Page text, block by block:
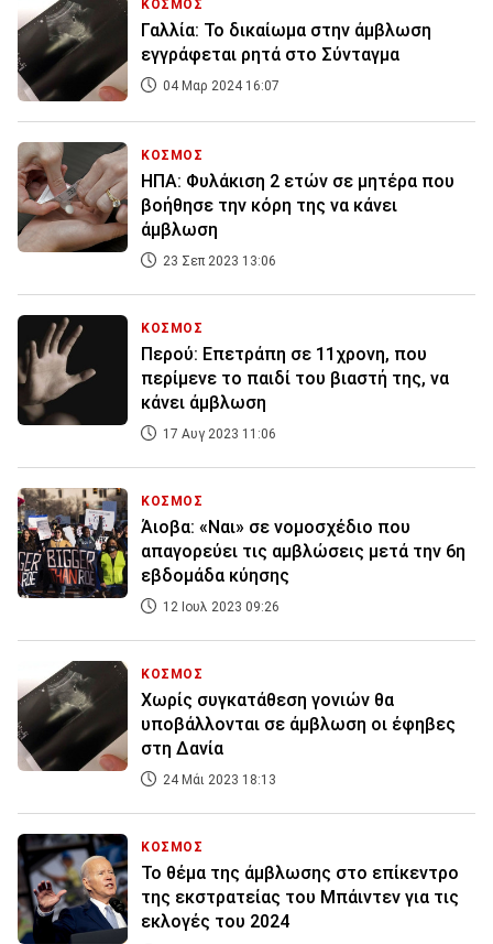
ΚΟΣΜΟΣ
Γαλλία: Το δικαίωμα στην άμβλωση
εγγράφεται ρητά στο Σύνταγμα
04 Μαρ 2024 16:07
ΚΟΣΜΟΣ
ΗΠΑ: Φυλάκιση 2 ετών σε μητέρα που
βοήθησε την κόρη της να κάνει
άμβλωση
23 Σεπ 2023 13:06
ΚΟΣΜΟΣ
Περού: Επετράπη σε 11χρονη, που
περίμενε το παιδί του βιαστή της, να
κάνει άμβλωση
17 Αυγ 2023 11:06
ΚΟΣΜΟΣ
Άιοβα: «Ναι» σε νομοσχέδιο που
απαγορεύει τις αμβλώσεις μετά την 6η
εβδομάδα κύησης
12 Ιουλ 2023 09:26
ΚΟΣΜΟΣ
Χωρίς συγκατάθεση γονιών θα
υποβάλλονται σε άμβλωση οι έφηβες
στη Δανία
24 Μάι 2023 18:13
ΚΟΣΜΟΣ
Το θέμα της άμβλωσης στο επίκεντρο
της εκστρατείας του Μπάιντεν για τις
εκλογές του 2024